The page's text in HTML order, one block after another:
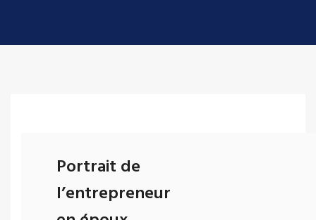
Portrait de
l’entrepreneur